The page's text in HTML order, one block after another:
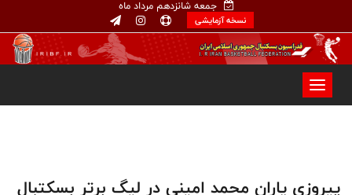
جمعه شانزدهم مرداد ماه
نسخه آزمایشی
پیروزی یاران محمد امینی در لیگ برتر بسکتبال